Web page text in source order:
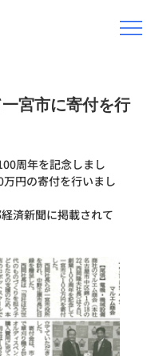
宮市に寄付を行
周年を記念しまし
円の寄付を行いまし
済新聞に掲載されて